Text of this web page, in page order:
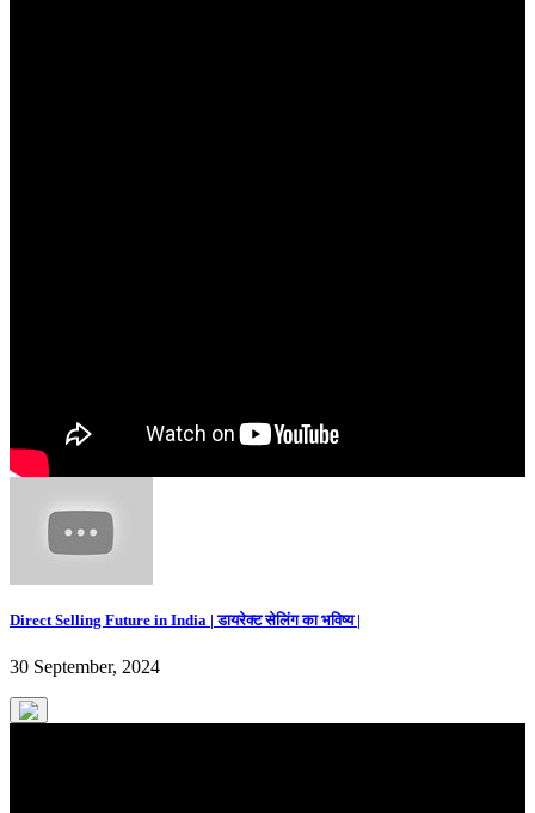
Direct Selling Future in India | डायरेक्ट सेलिंग का भविष्य |
30 September, 2024